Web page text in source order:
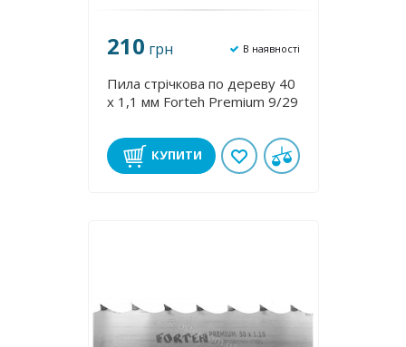
210 грн В наявності
Пила стрічкова по дереву 40
х 1,1 мм Forteh Premium 9/29
КУПИТИ